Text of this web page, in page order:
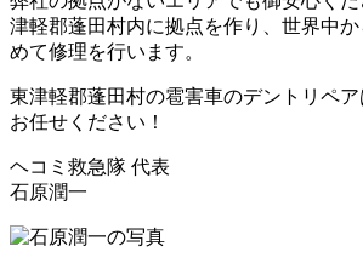
津軽郡蓬田村内に拠点を作り、世界中
めて修理を行います。
東津軽郡蓬田村の雹害車のデントリペ
お任せください！
ヘコミ救急隊 代表
石原潤一